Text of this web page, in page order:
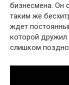
бизнесмена. Он
таким же
ждет
которой дружил
слишком